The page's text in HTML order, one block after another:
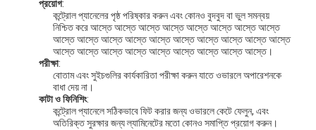
প্রয়োগ:
কন্ট্রোল প্যানেলের পৃষ্ঠ পরিষ্কার করুন এবং কোনও বুদবুদ বা ভুল সমন্বয়
নিশ্চিত করে আস্তে আস্তে আস্তে আস্তে আস্তে আস্তে আস্তে আস্তে
আস্তে আস্তে আস্তে আস্তে আস্তে আস্তে আস্তে আস্তে আস্তে আস্তে
আস্তে আস্তে আস্তে আস্তে আস্তে আস্তে আস্তে আস্তে আস্তে।
পরীক্ষা:
বোতাম এবং সুইচগুলির কার্যকারিতা পরীক্ষা করুন যাতে ওভারলে অপারেশনকে
বাধা দেয় না।
কাটা ও ফিনিশিং:
কন্ট্রোল প্যানেলে সঠিকভাবে ফিট করার জন্য ওভারলে কেটে ফেলুন, এবং
অতিরিক্ত সুরক্ষার জন্য ল্যামিনেটের মতো কোনও সমাপ্তি প্রয়োগ করুন।